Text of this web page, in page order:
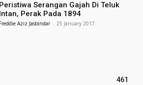
Peristiwa Serangan Gajah Di Teluk
Intan, Perak Pada 1894
Freddie Aziz Jasbindar - 25 January 2017
461